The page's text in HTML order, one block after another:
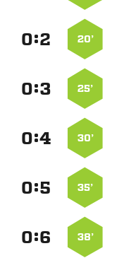
20’
:
25’
:
30’
:
35’
:
38’
: